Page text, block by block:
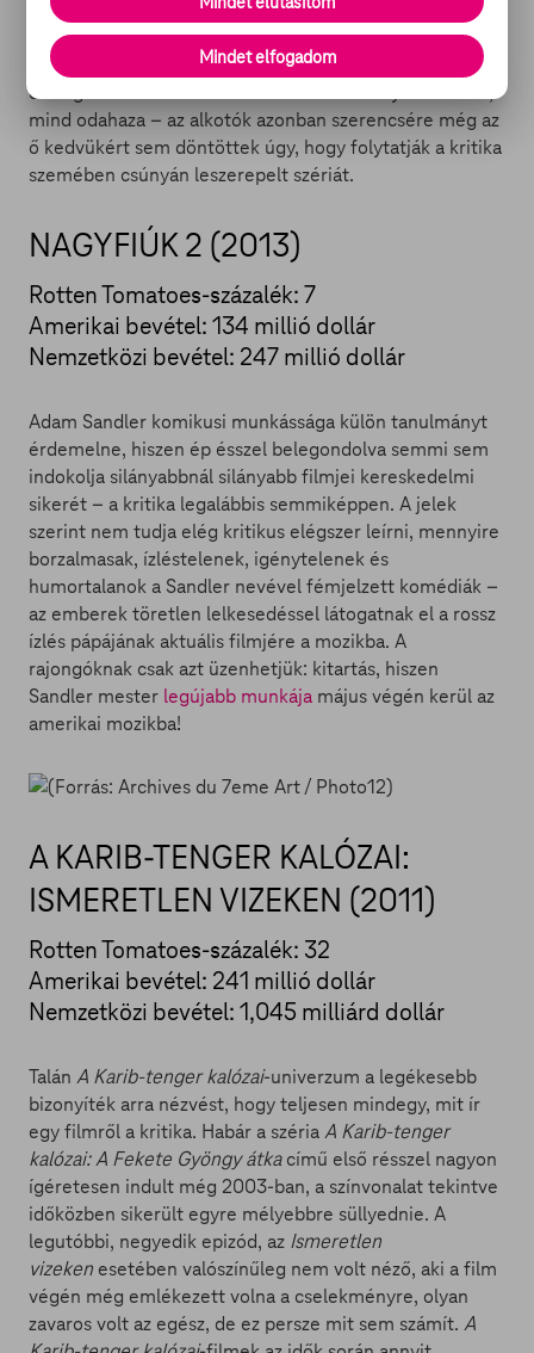
Ráadásul feltűnő, hogy milyen nagy a különbség az
Amerikában és a nemzetközi piacon elért jegybevétel
között: az Egyesült Államokon és Kanadán kívüli
országokban a mű csaknem háromszor annyit keresett,
mind odahaza – az alkotók azonban szerencsére még az
ő kedvükért sem döntöttek úgy, hogy folytatják a kritika
szemében csúnyán leszerepelt szériát.
NAGYFIÚK 2 (2013)
Rotten Tomatoes-százalék: 7
Amerikai bevétel: 134 millió dollár
Nemzetközi bevétel: 247 millió dollár
Adam Sandler komikusi munkássága külön tanulmányt
érdemelne, hiszen ép ésszel belegondolva semmi sem
indokolja silányabbnál silányabb filmjei kereskedelmi
sikerét – a kritika legalábbis semmiképpen. A jelek
szerint nem tudja elég kritikus elégszer leírni, mennyire
borzalmasak, ízléstelenek, igénytelenek és
humortalanok a Sandler nevével fémjelzett komédiák –
az emberek töretlen lelkesedéssel látogatnak el a rossz
ízlés pápájának aktuális filmjére a mozikba. A
rajongóknak csak azt üzenhetjük: kitartás, hiszen
Sandler mester legújabb munkája május végén kerül az
amerikai mozikba!
A KARIB-TENGER KALÓZAI:
ISMERETLEN VIZEKEN (2011)
Rotten Tomatoes-százalék: 32
Amerikai bevétel: 241 millió dollár
Nemzetközi bevétel: 1,045 milliárd dollár
Talán A Karib-tenger kalózai-univerzum a legékesebb
bizonyíték arra nézvést, hogy teljesen mindegy, mit ír
egy filmről a kritika. Habár a szériaA Karib-tenger
kalózai: A Fekete Gyöngy átkacímű első résszel nagyon
ígéretesen indult még 2003-ban, a színvonalat tekintve
időközben sikerült egyre mélyebbre süllyednie. A
legutóbbi, negyedik epizód, az Ismeretlen
vizeken esetében valószínűleg nem volt néző, aki a film
végén még emlékezett volna a cselekményre, olyan
zavaros volt az egész, de ez persze mit sem számít. A
Mindet elfogadom